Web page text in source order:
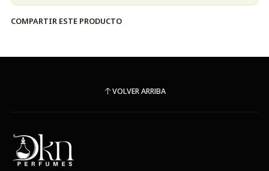
COMPARTIR ESTE PRODUCTO
VOLVER ARRIBA